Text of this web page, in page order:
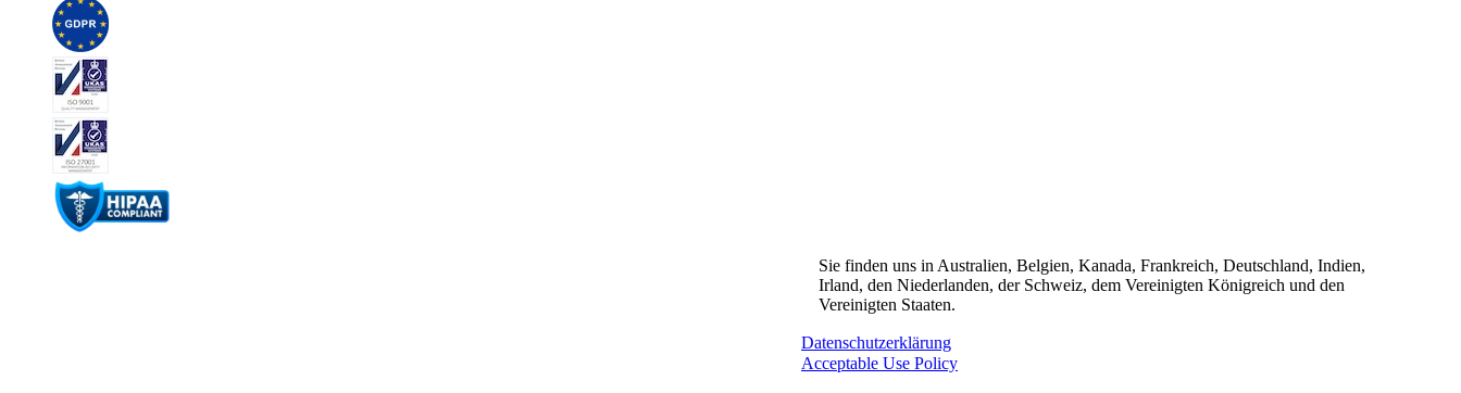
Sie finden uns in Australien, Belgien, Kanada, Frankreich, Deutschland, Indien,
Irland, den Niederlanden, der Schweiz, dem Vereinigten Königreich und den
Vereinigten Staaten.
Datenschutzerklärung
Acceptable Use Policy